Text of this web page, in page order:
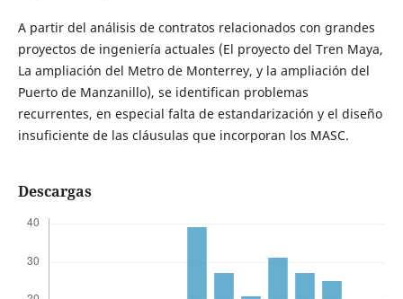
A partir del análisis de contratos relacionados con grandes
proyectos de ingeniería actuales (El proyecto del Tren Maya,
La ampliación del Metro de Monterrey, y la ampliación del
Puerto de Manzanillo), se identifican problemas
recurrentes, en especial falta de estandarización y el diseño
insuficiente de las cláusulas que incorporan los MASC.
Descargas